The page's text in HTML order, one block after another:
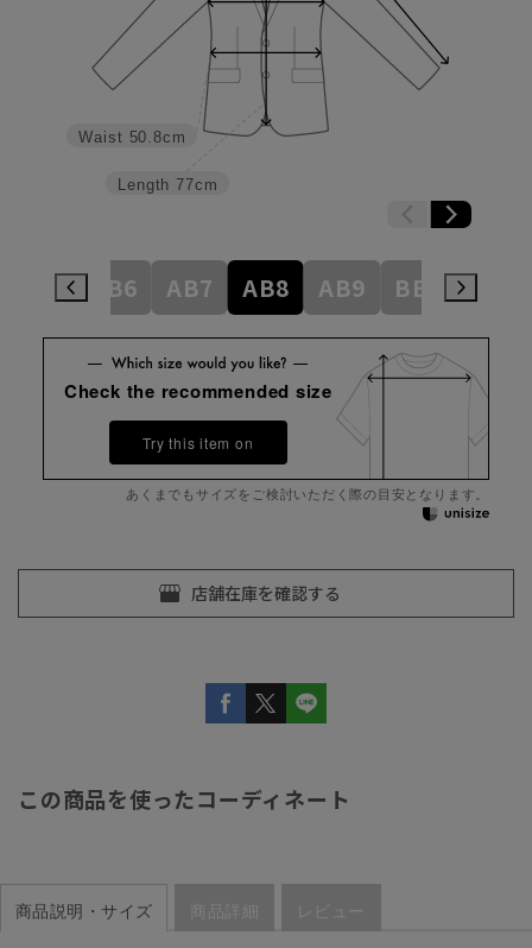
Length 77cm
Waist 50.8cm
AB6 AB7 AB8 AB9 BE3
Check the recommended size
Try this item on
あくまでもサイズをご検討いただく際の目安となります。
この商品を使ったコーディネート
商品説明・サイズ 商品詳細 レビュー